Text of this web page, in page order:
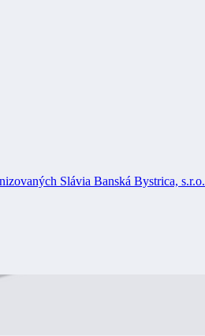
Slávia Banská Bystrica, s.r.o.